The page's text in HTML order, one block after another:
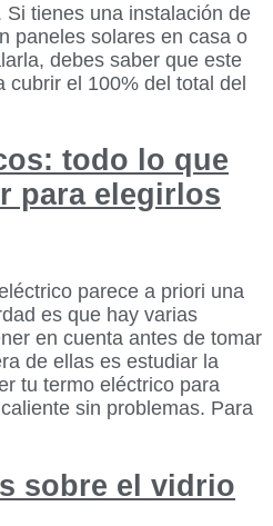
tienes una instalación de
paneles solares en casa o
debes saber que este
cubrir el 100% del total del
todo lo que
para elegirlos
parece a priori una
es que hay varias
en cuenta antes de tomar
de ellas es estudiar la
tu termo eléctrico para
sin problemas. Para
sobre el vidrio